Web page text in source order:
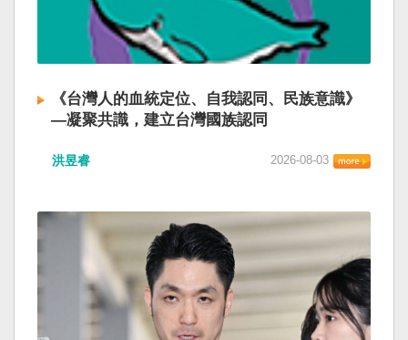
《台灣人的血統定位、自我認同、民族意識》
—凝聚共識，建立台灣國族認同
洪昱睿 2026-08-03